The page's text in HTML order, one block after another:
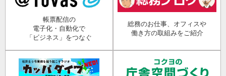
帳票配信の
電子化・自動化で
「ビジネス」をつなぐ
総務のお仕事、オフィスや
働き方の取組みをご紹介